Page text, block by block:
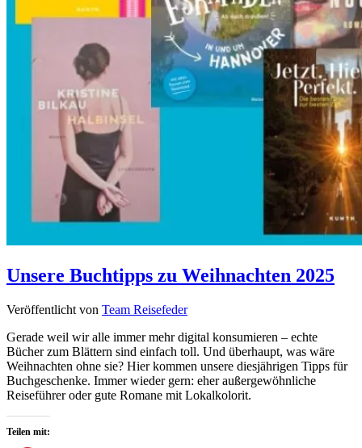
Unsere Buchtipps zu Weihnachten 2025
Veröffentlicht von Team Reisefeder
Gerade weil wir alle immer mehr digital konsumieren – echte
Bücher zum Blättern sind einfach toll. Und überhaupt, was wäre
Weihnachten ohne sie? Hier kommen unsere diesjährigen Tipps für
Buchgeschenke. Immer wieder gern: eher außergewöhnliche
Reiseführer oder gute Romane mit Lokalkolorit.
Teilen mit: